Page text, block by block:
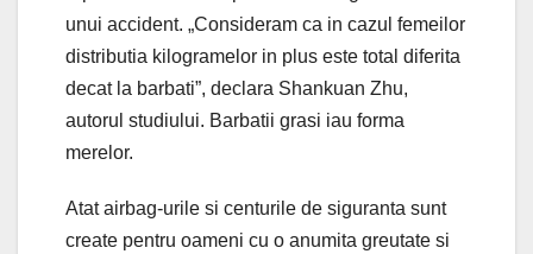
unui accident. „Consideram ca in cazul femeilor
distributia kilogramelor in plus este total diferita
decat la barbati”, declara Shankuan Zhu,
autorul studiului. Barbatii grasi iau forma
merelor.
Atat airbag-urile si centurile de siguranta sunt
create pentru oameni cu o anumita greutate si